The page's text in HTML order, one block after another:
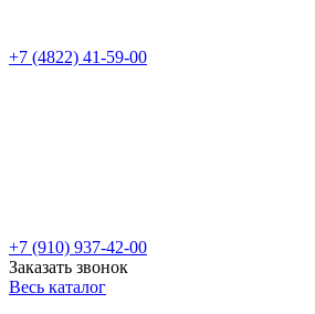
+7 (4822) 41-59-00
+7 (910) 937-42-00
Заказать звонок
Весь каталог